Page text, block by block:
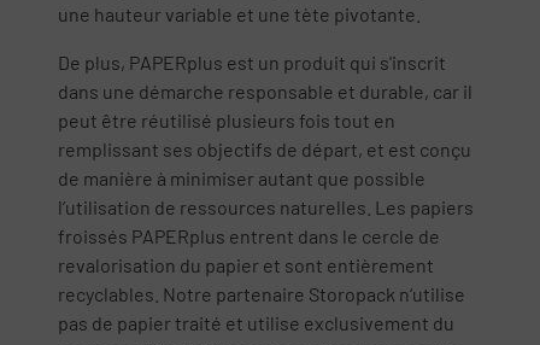
une hauteur variable et une tète pivotante.
De plus, PAPERplus est un produit qui s'inscrit
dans une démarche responsable et durable, car il
peut être réutilisé plusieurs fois tout en
remplissant ses objectifs de départ, et est conçu
de manière à minimiser autant que possible
l’utilisation de ressources naturelles. Les papiers
froissés PAPERplus entrent dans le cercle de
revalorisation du papier et sont entièrement
recyclables. Notre partenaire Storopack n‘utilise
pas de papier traité et utilise exclusivement du